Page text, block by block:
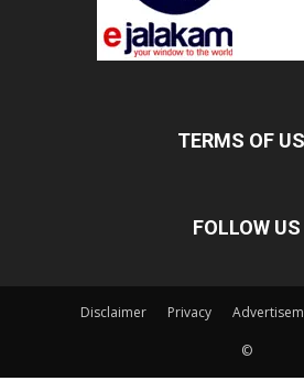
TERMS OF
FOLLOW US
Disclaimer Privacy
©